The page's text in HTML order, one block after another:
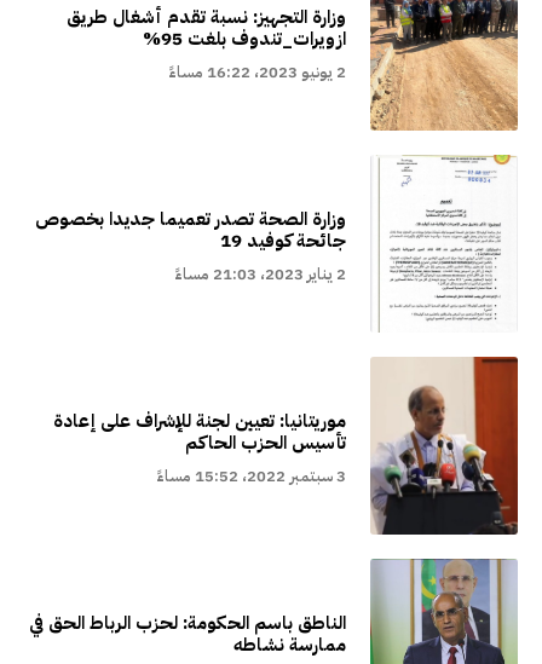
وزارة التجهيز: نسبة تقدم أشغال طريق
ازويرات_تندوف بلغت 95%
2 يونيو 2023، 16:22 مساءً
وزارة الصحة تصدر تعميما جديدا بخصوص
جائحة كوفيد 19
2 يناير 2023، 21:03 مساءً
موريتانيا: تعيين لجنة للإشراف على إعادة
تأسيس الحزب الحاكم
3 سبتمبر 2022، 15:52 مساءً
الناطق باسم الحكومة: لحزب الرباط الحق في
ممارسة نشاطه